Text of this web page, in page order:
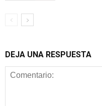
DEJA UNA RESPUESTA